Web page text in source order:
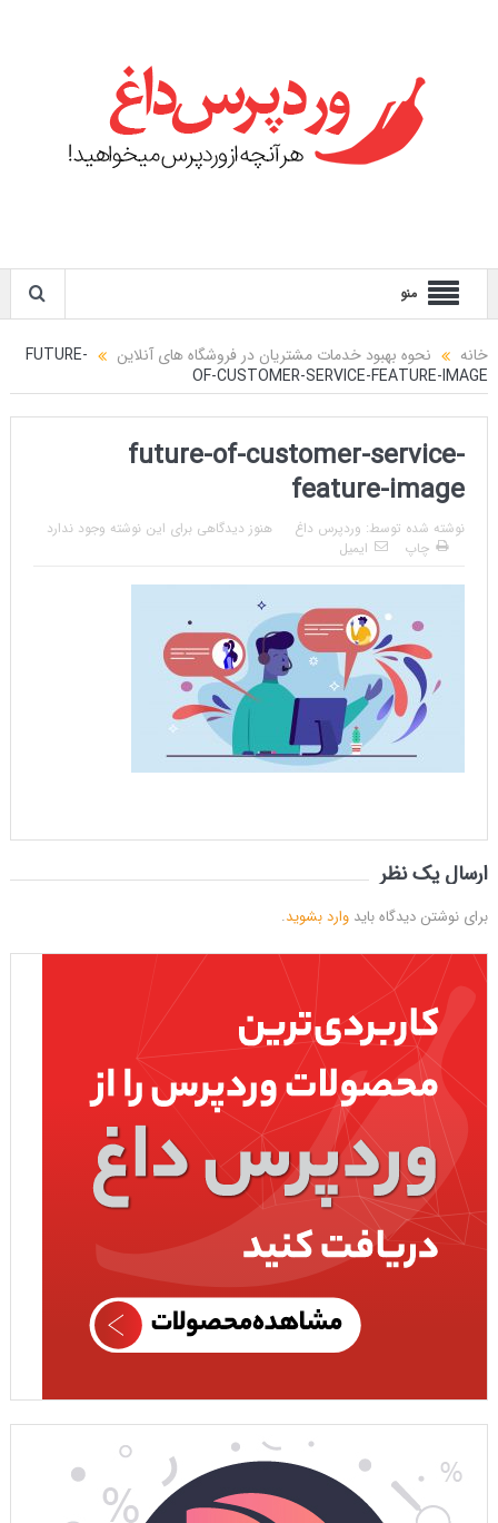
منو
خانه نحوه بهبود خدمات مشتریان در فروشگاه های آنلاین
FUTURE-
OF-CUSTOMER-SERVICE-FEATURE-IMAGE
future-of-customer-service-
feature-image
نوشته شده توسط: وردپرس داغ
هنوز دیدگاهی برای این نوشته وجود ندارد
چاپ
ایمیل
ارسال یک نظر
برای نوشتن دیدگاه باید وارد بشوید.